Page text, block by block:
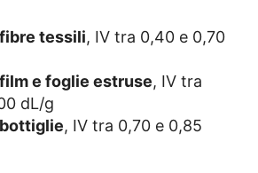
tessili, IV tra 0,40 e 0,70
e foglie estruse, IV tra
dL/g
, IV tra 0,70 e 0,85